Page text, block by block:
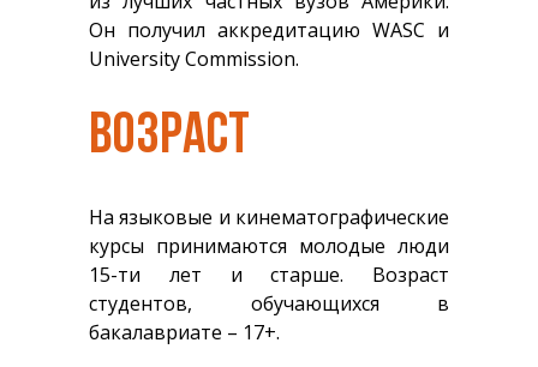
Он получил аккредитацию WASC и
University Commission.
ВОЗРАСТ
На языковые и кинематографические
курсы принимаются молодые люди
15-ти лет и старше. Возраст
студентов, обучающихся в
бакалавриате – 17+.